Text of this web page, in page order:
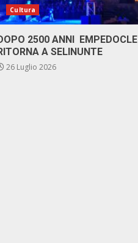
Cultura
2500 ANNI EMPEDOCLE
A SELINUNTE
26 Luglio 2026